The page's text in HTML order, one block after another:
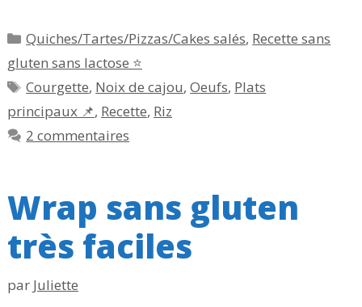
Catégories
Quiches/Tartes/Pizzas/Cakes salés, Recette sans
gluten sans lactose ⭐
Étiquettes
Courgette, Noix de cajou,Oeufs, Plats
principaux 📌, Recette, Riz
2 commentaires
Wrap sans gluten
très faciles
par Juliette